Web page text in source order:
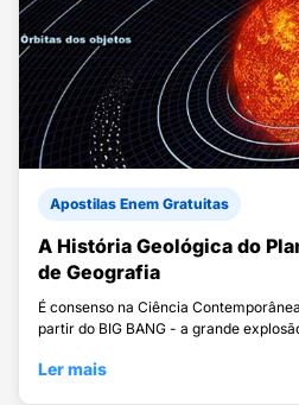
Apostilas Enem Gratuitas
A História Geológica do
de Geografia
É consenso na Ciência
partir do BIG BANG - a grande
Ler mais